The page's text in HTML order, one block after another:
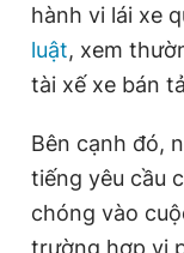
hành vi lái xe
luật, xem
tài xế xe bán
Bên cạnh đó,
tiếng yêu cầu
chóng vào
trường hợp vi